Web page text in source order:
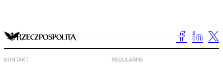
KONTAKT REGULAMIN